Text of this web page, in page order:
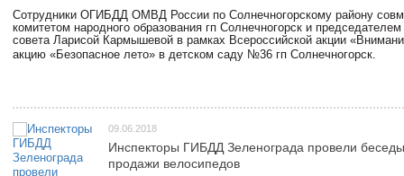
Сотрудники ОГИБДД ОМВД России по Солнечногорскому району
комитетом народного образования гп Солнечногорск и
совета Ларисой Кармышевой в рамках Всероссийской акции
акцию «Безопасное лето» в детском саду №36 гп Солнечногорск.
09.06.2018
Инспекторы ГИБДД Зеленограда провели беседы
продажи велосипедов